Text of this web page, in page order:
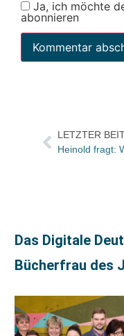
Ja, ich möchte
abonnieren
LETZTER
Das Digitale
Bücherfrau des